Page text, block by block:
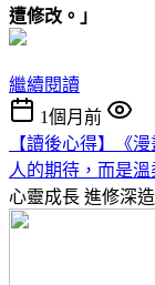
遭修改。」
繼續閱讀
1個月前
【讀後心得】《
人的期待，而是
心靈成長 進修深造